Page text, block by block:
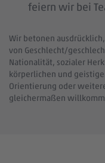
feiern wir bei
Wir betonen
von Geschlecht/
Nationalität, sozialer
körperlichen und
Orientierung oder
gleichermaßen